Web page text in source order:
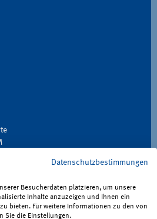
Datenschutzbestimmungen
Besucherdaten platzieren, um unsere
Inhalte anzuzeigen und Ihnen ein
bieten. Für weitere Informationen zu den von
Sie die Einstellungen.